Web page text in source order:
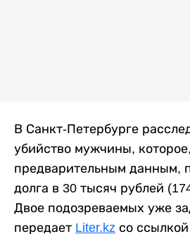
В Санкт-Петербурге
убийство мужчины,
предварительным данным,
долга в 30 тысяч рублей
Двое подозреваемых уже
передает Liter.kz со